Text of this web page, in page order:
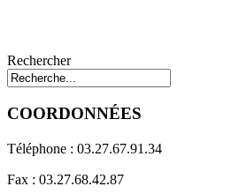
Rechercher
COORDONNÉES
Téléphone : 03.27.67.91.34
Fax : 03.27.68.42.87